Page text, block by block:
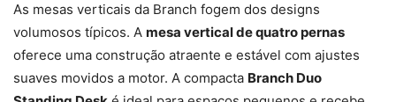
As mesas verticais da Branch fogem dos designs
volumosos típicos. A mesa vertical de quatro pernas
oferece uma construção atraente e estável com ajustes
suaves movidos a motor. A compacta Branch Duo